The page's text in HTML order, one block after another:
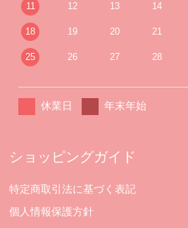
11 12 13 14
18 19 20 21
25 26 27 28
休業日 年末年始
ショッピングガイド
特定商取引法に基づく表記
個人情報保護方針